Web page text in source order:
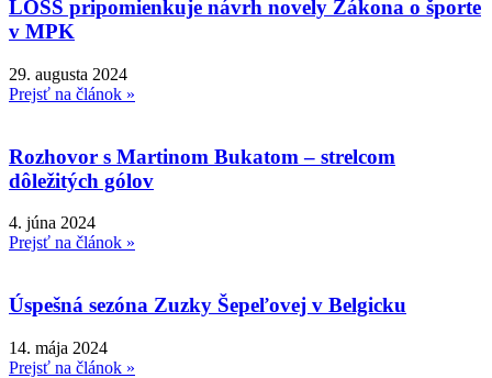
LOSS pripomienkuje návrh novely Zákona o športe
v MPK
29. augusta 2024
Prejsť na článok »
Rozhovor s Martinom Bukatom – strelcom
dôležitých gólov
4. júna 2024
Prejsť na článok »
Úspešná sezóna Zuzky Šepeľovej v Belgicku
14. mája 2024
Prejsť na článok »